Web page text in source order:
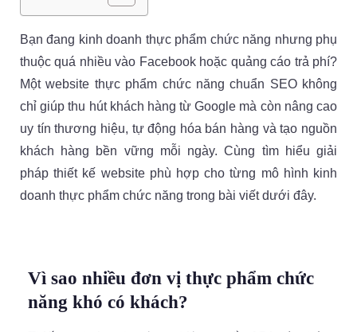
Bạn đang kinh doanh thực phẩm chức năng nhưng phụ
thuộc quá nhiều vào Facebook hoặc quảng cáo trả phí?
Một website thực phẩm chức năng chuẩn SEO không
chỉ giúp thu hút khách hàng từ Google mà còn nâng cao
uy tín thương hiệu, tự động hóa bán hàng và tạo nguồn
khách hàng bền vững mỗi ngày. Cùng tìm hiểu giải
pháp thiết kế website phù hợp cho từng mô hình kinh
doanh thực phẩm chức năng trong bài viết dưới đây.
Vì sao nhiều đơn vị thực phẩm chức
năng khó có khách?